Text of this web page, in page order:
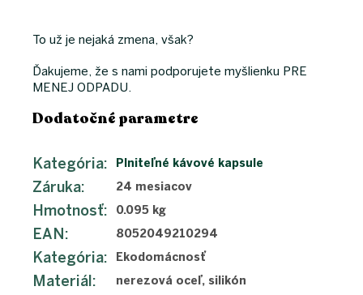
To už je nejaká zmena, však?
Ďakujeme, že s nami podporujete myšlienku PRE
MENEJ ODPADU.
Dodatočné parametre
Kategória: Plniteľné kávové kapsule
Záruka: 24 mesiacov
Hmotnosť: 0.095 kg
EAN: 8052049210294
Kategória: Ekodomácnosť
Materiál:
nerezová oceľ, silikón